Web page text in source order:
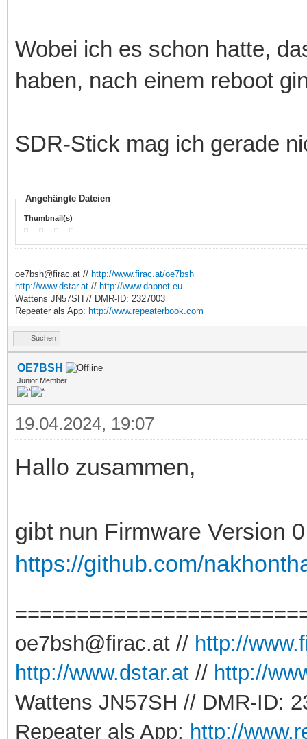
Wobei ich es schon hatte,
haben, nach einem reboot
SDR-Stick mag ich gerade
Angehängte Dateien
Thumbnail(s)
==================================
oe7bsh@firac.at // http://www.firac.at/oe7bsh
http://www.dstar.at // http://www.dapnet.eu
Wattens JN57SH // DMR-ID: 2327003
Repeater als App: http://www.repeaterbook.com
Suchen
OE7BSH
Junior Member
19.04.2024, 19:07
Hallo zusammen,
gibt nun Firmware Version
https://github.com/
oe7bsh@firac.at // http://
http://www.dstar.at // http://
Wattens JN57SH // DMR-ID:
Repeater als App: http://